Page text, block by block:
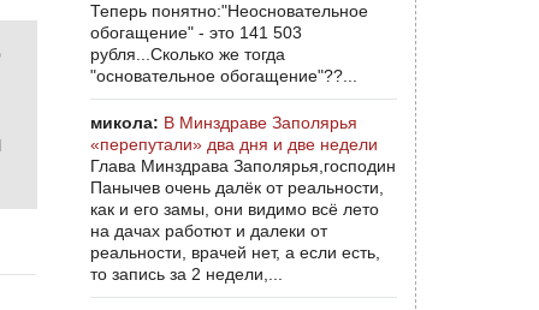
Теперь понятно:"Неосновательное
обогащение" - это 141 503
рубля...Сколько же тогда
"основательное обогащение"??...
микола: В Минздраве Заполярья
«перепутали» два дня и две недели
Глава Минздрава Заполярья,господин
Панычев очень далёк от реальности,
как и его замы, они видимо всё лето
на дачах работют и далеки от
реальности, врачей нет, а если есть,
то запись за 2 недели,...